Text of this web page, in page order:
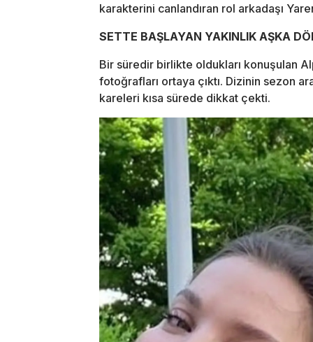
karakterini canlandıran rol arkadaşı
SETTE BAŞLAYAN YAKINLIK AŞKA
Bir süredir birlikte oldukları konuşulan
fotoğrafları ortaya çıktı. Dizinin sezon
kareleri kısa sürede dikkat çekti.